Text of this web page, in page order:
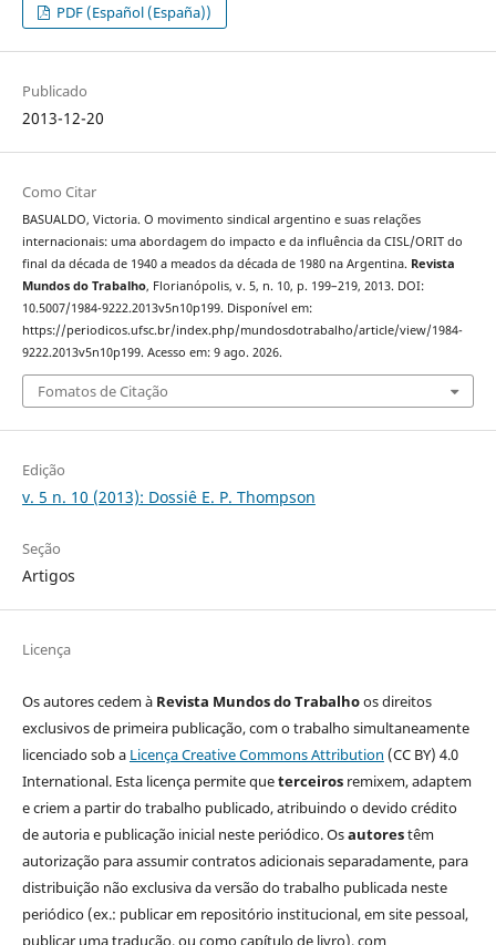
PDF (Español (España))
Publicado
2013-12-20
Como Citar
BASUALDO, Victoria. O movimento sindical argentino e suas relações
internacionais: uma abordagem do impacto e da influência da CISL/ORIT do
final da década de 1940 a meados da década de 1980 na Argentina. Revista
Mundos do Trabalho, Florianópolis, v. 5, n. 10, p. 199–219, 2013. DOI:
10.5007/1984-9222.2013v5n10p199. Disponível em:
https://periodicos.ufsc.br/index.php/mundosdotrabalho/article/view/1984-
9222.2013v5n10p199. Acesso em: 9 ago. 2026.
Fomatos de Citação
Edição
v. 5 n. 10 (2013): Dossiê E. P. Thompson
Seção
Artigos
Licença
Os autores cedem à Revista Mundos do Trabalhoos direitos
exclusivos de primeira publicação, com o trabalho simultaneamente
licenciado sob a Licença Creative Commons Attribution (CC BY) 4.0
International. Esta licença permite queterceirosremixem, adaptem
e criem a partir do trabalho publicado, atribuindo o devido crédito
de autoria e publicação inicial neste periódico. Osautorestêm
autorização para assumir contratos adicionais separadamente, para
distribuição não exclusiva da versão do trabalho publicada neste
periódico (ex.: publicar em repositório institucional, em site pessoal,
publicar uma tradução, ou como capítulo de livro), com